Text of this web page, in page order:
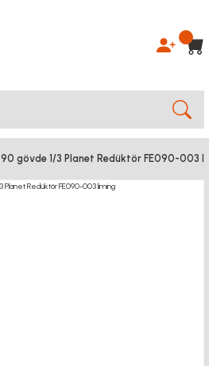
90 gövde 1/3 Planet Redüktör FE090-003